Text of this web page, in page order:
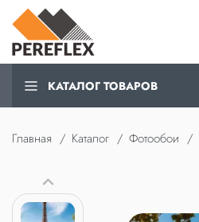
КАТАЛОГ ТОВАРОВ
Главная Каталог Фотообои